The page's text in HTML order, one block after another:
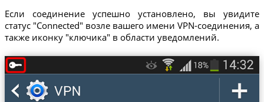
Если соединение успешно установлено, вы увидите
статус "Connected" возле вашего имени VPN-соединения, а
также иконку "ключика" в области уведомлений.